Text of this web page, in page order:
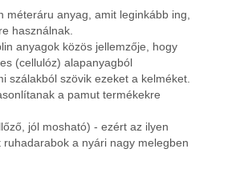
méteráru anyag, amit leginkább ing,
használnak.
anyagok közös jellemzője, hogy
(cellulóz) alapanyagból
szálakból szövik ezeket a kelméket.
a pamut termékekre
jól mosható) - ezért az ilyen
a nyári nagy melegben